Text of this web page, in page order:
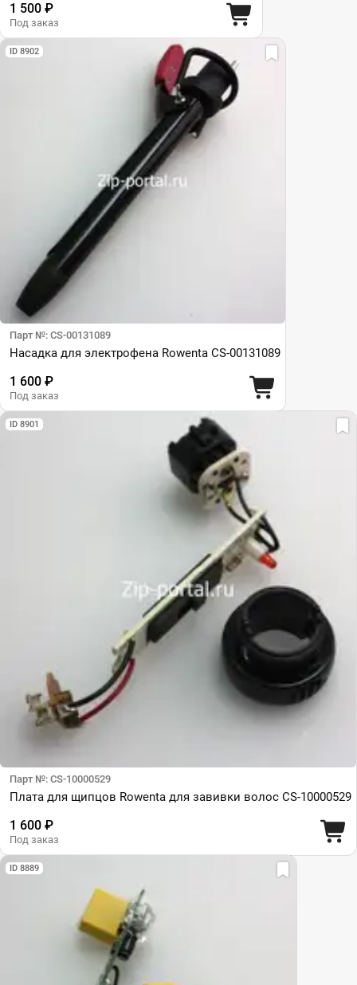
1 500 ₽
Под заказ
ID 8902
Парт №: CS-00131089
Насадка для электрофена Rowenta CS-00131089
1 600 ₽
Под заказ
ID 8901
Парт №: CS-10000529
Плата для щипцов Rowenta для завивки волос CS-10000529
1 600 ₽
Под заказ
ID 8889